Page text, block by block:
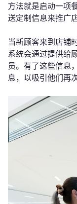
方法就是启动一项
送定制信息来推广店
当新顾客来到店铺
系统会通过提供给
员。有了这些信息
息，以吸引他们再